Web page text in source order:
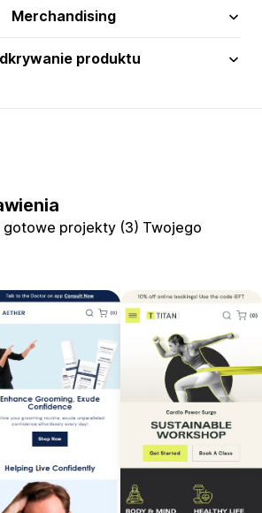
Merchandising
produktu
gotowe projekty (3) Twojego